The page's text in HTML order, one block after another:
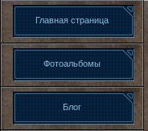
Главная страница
Фотоальбомы
Блог